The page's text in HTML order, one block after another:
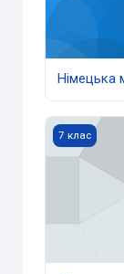
Німецька
7 клас